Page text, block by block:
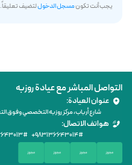
يجب أنت تكونمسجل الدخوللتضيف تعليقاً.
التواصل المباشر مع عيادة روزبه
عنوان العيادة:
شارع أرباب، مركز روزبه التخصصي وفوق
هواتف الاتصال:
# +۹۸۳۱۳۶۶۴۳۰۱۴#